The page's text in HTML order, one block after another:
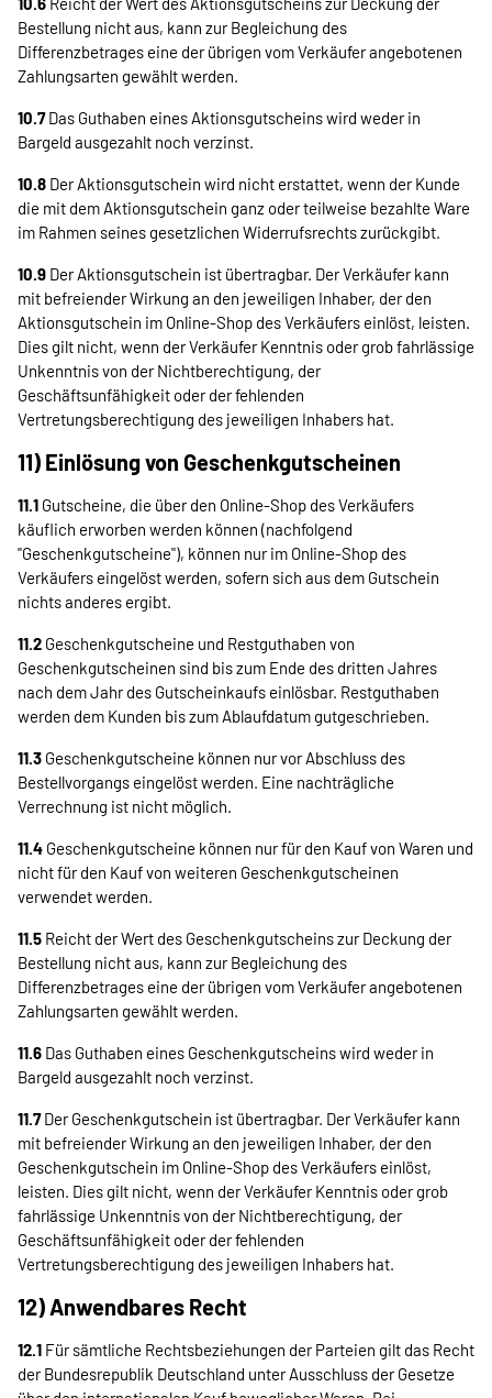
Bestellung nicht aus, kann zur Begleichung des
Differenzbetrages eine der übrigen vom Verkäufer angebotenen
Zahlungsarten gewählt werden.
10.7Das Guthaben eines Aktionsgutscheins wird weder in
Bargeld ausgezahlt noch verzinst.
10.8 Der Aktionsgutschein wird nicht erstattet, wenn der Kunde
die mit dem Aktionsgutschein ganz oder teilweise bezahlte Ware
im Rahmen seines gesetzlichen Widerrufsrechts zurückgibt.
10.9 Der Aktionsgutschein ist übertragbar. Der Verkäufer kann
mit befreiender Wirkung an den jeweiligen Inhaber, der den
Aktionsgutschein im Online-Shop des Verkäufers einlöst, leisten.
Dies gilt nicht, wenn der Verkäufer Kenntnis oder grob fahrlässige
Unkenntnis von der Nichtberechtigung, der
Geschäftsunfähigkeit oder der fehlenden
Vertretungsberechtigung des jeweiligen Inhabers hat.
11) Einlösung von Geschenkgutscheinen
11.1 Gutscheine, die über den Online-Shop des Verkäufers
käuflich erworben werden können (nachfolgend
"Geschenkgutscheine"), können nur im Online-Shop des
Verkäufers eingelöst werden, sofern sich aus dem Gutschein
nichts anderes ergibt.
11.2 Geschenkgutscheine und Restguthaben von
Geschenkgutscheinen sind bis zum Ende des dritten Jahres
nach dem Jahr des Gutscheinkaufs einlösbar. Restguthaben
werden dem Kunden bis zum Ablaufdatum gutgeschrieben.
11.3 Geschenkgutscheine können nur vor Abschluss des
Bestellvorgangs eingelöst werden. Eine nachträgliche
Verrechnung ist nicht möglich.
11.4 Geschenkgutscheine können nur für den Kauf von Waren und
nicht für den Kauf von weiteren Geschenkgutscheinen
verwendet werden.
11.5 Reicht der Wert des Geschenkgutscheins zur Deckung der
Bestellung nicht aus, kann zur Begleichung des
Differenzbetrages eine der übrigen vom Verkäufer angebotenen
Zahlungsarten gewählt werden.
11.6 Das Guthaben eines Geschenkgutscheins wird weder in
Bargeld ausgezahlt noch verzinst.
11.7Der Geschenkgutschein ist übertragbar. Der Verkäufer kann
mit befreiender Wirkung an den jeweiligen Inhaber, der den
Geschenkgutschein im Online-Shop des Verkäufers einlöst,
leisten. Dies gilt nicht, wenn der Verkäufer Kenntnis oder grob
fahrlässige Unkenntnis von der Nichtberechtigung, der
Geschäftsunfähigkeit oder der fehlenden
Vertretungsberechtigung des jeweiligen Inhabers hat.
12) Anwendbares Recht
12.1 Für sämtliche Rechtsbeziehungen der Parteien gilt das Recht
der Bundesrepublik Deutschland unter Ausschluss der Gesetze